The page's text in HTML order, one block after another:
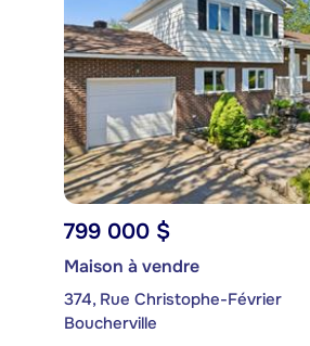
799 000 $
Maison à vendre
374, Rue Christophe-Février
Boucherville